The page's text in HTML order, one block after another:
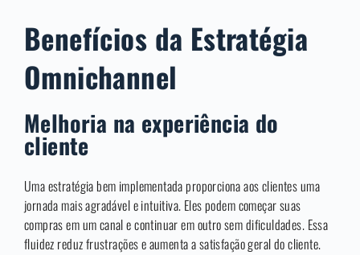
Benefícios da Estratégia
Omnichannel
Melhoria na experiência do
cliente
Uma estratégia bem implementada proporciona aos clientes uma
jornada mais agradável e intuitiva. Eles podem começar suas
compras em um canal e continuar em outro sem dificuldades. Essa
fluidez reduz frustrações e aumenta a satisfação geral do cliente.